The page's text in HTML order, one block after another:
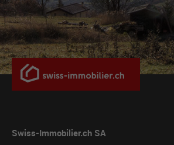
Swiss-Immobilier.ch SA